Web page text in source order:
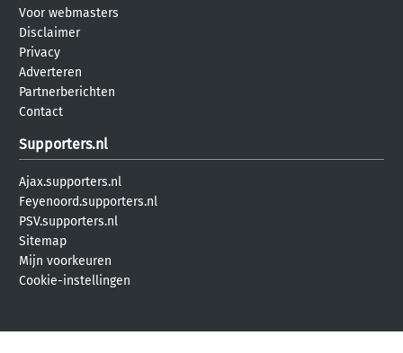
Voor webmasters
Disclaimer
Privacy
Adverteren
Partnerberichten
Contact
Supporters.nl
Ajax.supporters.nl
Feyenoord.supporters.nl
PSV.supporters.nl
Sitemap
Mijn voorkeuren
Cookie-instellingen